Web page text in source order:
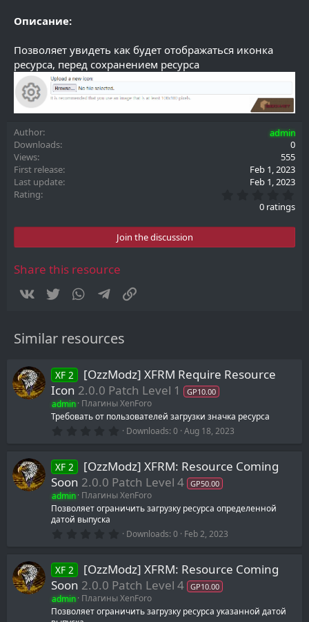
Описание:
Позволяет увидеть как будет отображаться иконка
ресурса, перед сохранением ресурса
Author
admin
Downloads
0
Views
555
First release
Feb 1, 2023
Last update
Feb 1, 2023
Rating
.
0
0
t
0 ratings
Join the discussion
Share this resource
Vkontakte
Twitter WhatsAppTelegram
Similar resources
XF 2
[OzzModz] XFRM Require Resource
Icon 2.0.0 Patch Level 1 GP10.00
admin Плагины XenForo
Требовать от пользователей загрузки значка ресурса
0
s
t
a
r
(
Downloads 0 Aug 18, 2023
XF 2
[OzzModz] XFRM: Resource Coming
Soon 2.0.0 Patch Level 4 GP50.00
admin Плагины XenForo
Позволяет ограничить загрузку ресурса определенной
датой выпуска
0
s
t
a
r
(
Downloads 0 Feb 2, 2023
XF 2
[OzzModz] XFRM: Resource Coming
Soon 2.0.0 Patch Level 4 GP10.00
admin Плагины XenForo
Позволяет ограничить загрузку ресурса указанной датой